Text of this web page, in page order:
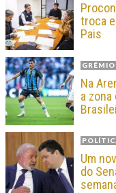
troca
Pais
GRÊMIO
Na
a
Um
do